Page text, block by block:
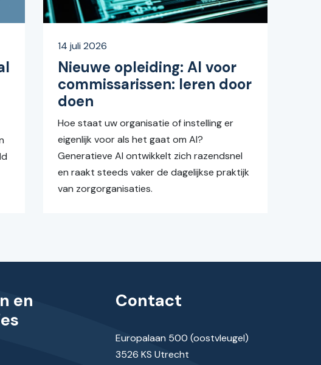
Nieuwe opleiding: AI voor
commissarissen: leren door
doen
14 juli 2026
Hoe staat uw organisatie of instelling er
eigenlijk voor als het gaat om AI?
Generatieve AI ontwikkelt zich razendsnel
en raakt steeds vaker de dagelijkse praktijk
van zorgorganisaties.
en
Contact
Europalaan 500 (oostvleugel)
3526 KS Utrecht